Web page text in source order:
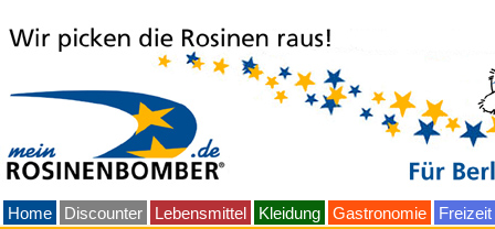
Home Discounter Lebensmittel Kleidung Gastronomie Freizeit